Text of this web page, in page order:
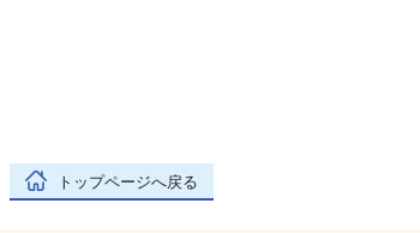
トップページへ戻る